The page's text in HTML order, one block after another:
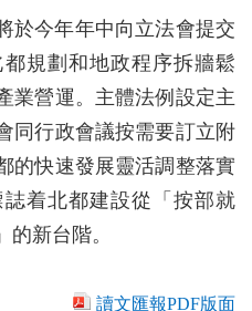
於今年年中向立法會提交
規劃和地政程序拆牆鬆
業營運。主體法例設定主
同行政會議按需要訂立附
的快速發展靈活調整落實
着北都建設從「按部就
新台階。
讀文匯報PDF版面